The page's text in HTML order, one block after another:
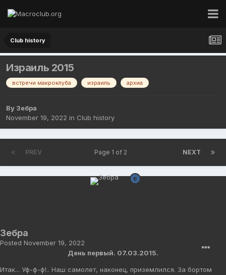
Club history
Израиль 2015
встречи макроклуба израиль архиа
By Зебра
November 19, 2022 in Club history
PREV NEXT
Page 1 of 2
Зебра
Posted November 19, 2022
День первый. 07.03.2015.
Итак... Уф-ф-ф!.. Наш самолет, наконец, приземлился. За бортом